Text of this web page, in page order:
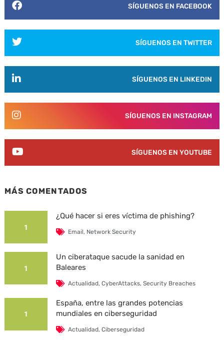
SÍGUENOS EN FACEBOOK
SÍGUENOS EN TWITTER
SÍGUENOS EN LINKEDIN
SÍGUENOS EN INSTAGRAM
SÍGUENOS EN YOUTUBE
MÁS COMENTADOS
1
¿Qué hacer si eres víctima de phishing?
Email, Network Security
1
Un ciberataque sacude la sanidad en
Baleares
Actualidad,CyberAttacks,Security Breaches
1
España, entre las grandes potencias
mundiales en ciberseguridad
Actualidad,Ciberseguridad